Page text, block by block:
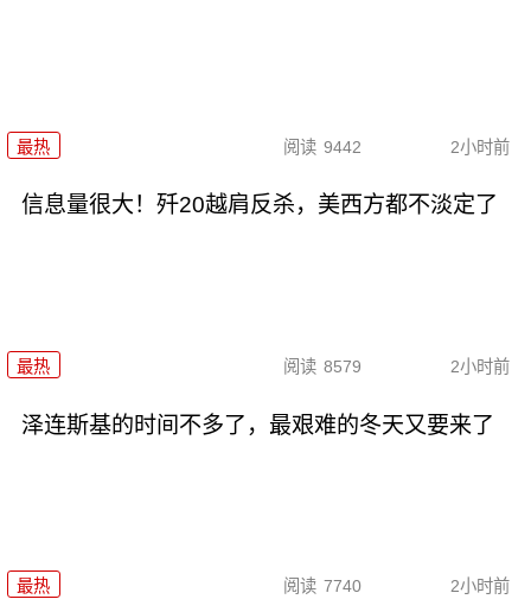
最热 阅读 9442 2小时前
信息量很大！歼20越肩反杀，美西方都不淡定了
最热 阅读 8579 2小时前
泽连斯基的时间不多了，最艰难的冬天又要来了
最热 阅读 7740 2小时前